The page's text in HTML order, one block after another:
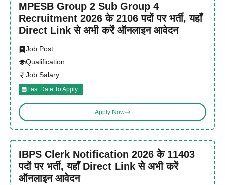
MPESB Group 2 Sub Group 4
Recruitment 2026 के 2106 पदों पर भर्ती, यहाँ
Direct Link से अभी करें ऑनलाइन आवेदन
Job Post:
Qualification:
Job Salary:
Last Date To Apply :
Apply Now
IBPS Clerk Notification 2026 के 11403
पदों पर भर्ती, यहाँ Direct Link से अभी करें
ऑनलाइन आवेदन